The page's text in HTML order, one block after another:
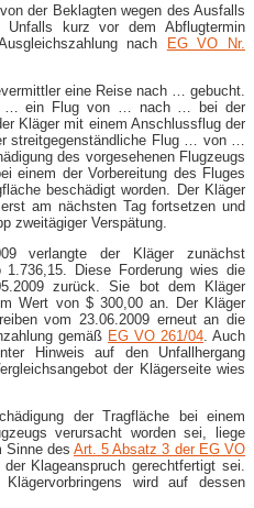
der Beklagten wegen des Ausfalls
kurz vor dem Abflugtermin
nach EG VO Nr.
eine Reise nach … gebucht.
… ein Flug von … nach … bei der
Kläger mit einem Anschlussflug der
streitgegenständliche Flug … von …
des vorgesehenen Flugzeugs
einem der Vorbereitung des Fluges
beschädigt worden. Der Kläger
am nächsten Tag fortsetzen und
zweitägiger Verspätung.
verlangte der Kläger zunächst
Diese Forderung wies die
zurück. Sie bot dem Kläger
Wert von $ 300,00 an. Der Kläger
vom 23.06.2009 erneut an die
gemäß EG VO 261/04 . Auch
Hinweis auf den Unfallhergang
der Klägerseite wies
der Tragfläche bei einem
verursacht worden sei, liege
Sinne des Art. 5 Absatz 3 der EG VO
Klageanspruch gerechtfertigt sei.
wird auf dessen